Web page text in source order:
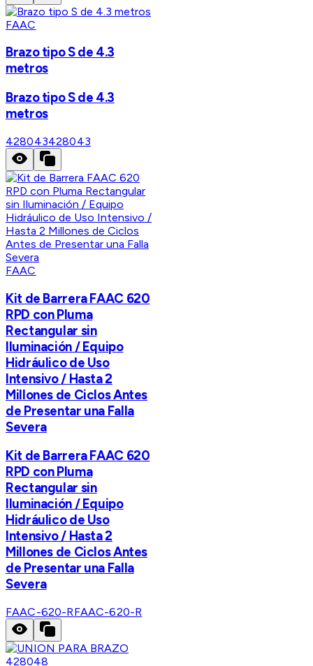
FAAC
Brazo tipo S de 4.3
metros
Brazo tipo S de 4.3
metros
428043428043
FAAC
Kit de Barrera FAAC 620
RPD con Pluma
Rectangular sin
Iluminación / Equipo
Hidráulico de Uso
Intensivo / Hasta 2
Millones de Ciclos Antes
de Presentar una Falla
Severa
Kit de Barrera FAAC 620
RPD con Pluma
Rectangular sin
Iluminación / Equipo
Hidráulico de Uso
Intensivo / Hasta 2
Millones de Ciclos Antes
de Presentar una Falla
Severa
FAAC-620-RFAAC-620-R